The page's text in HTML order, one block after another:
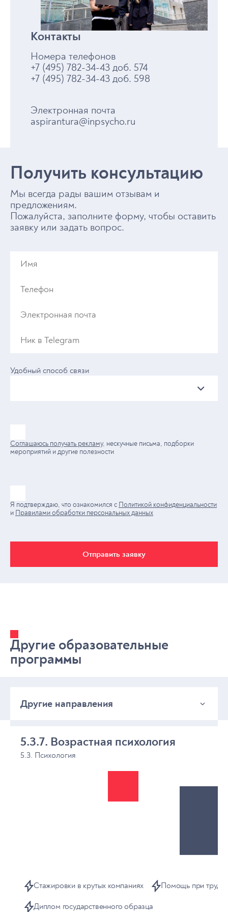
Контакты
Номера телефонов
+7 (495) 782-34-43 доб. 574
+7 (495) 782-34-43 доб. 598
Электронная почта
aspirantura@inpsycho.ru
Получить консультацию
Мы всегда рады вашим отзывам и
предложениям.
Пожалуйста, заполните форму, чтобы оставить
заявку или задать вопрос.
Удобный способ связи
Соглашаюсь получать рекламу, нескучные письма, подборки
мероприятий и другие полезности
Я подтверждаю, что ознакомился с Политикой конфиденциальности
и Правилами обработки персональных данных
Отправить заявку
Другие образовательные
программы
Другие направления
5.3.7. Возрастная психология
5.3. Психология
Стажировки в крутых компаниях Помощь при
Диплом государственного образца